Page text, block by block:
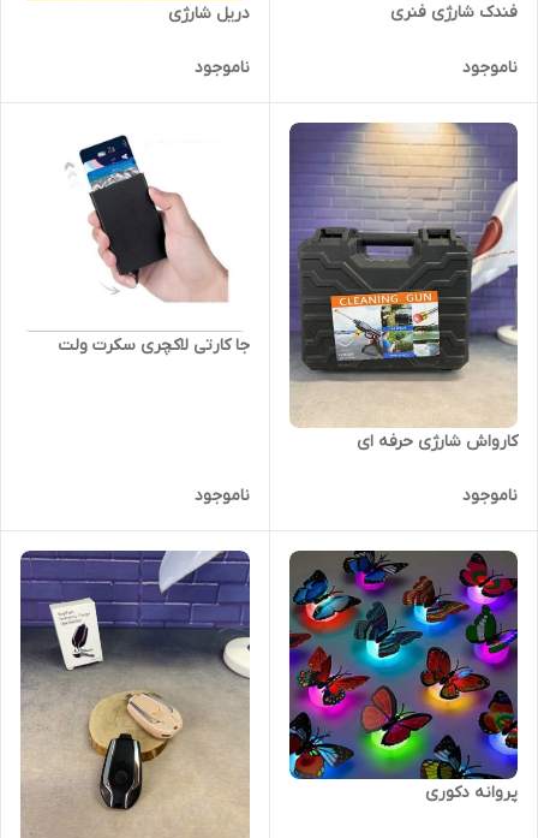
فندک شارژی فنری
ناموجود
دریل شارژی
ناموجود
کارواش شارژی حرفه ای
ناموجود
جا کارتی لاکچری سکرت ولت
ناموجود
پروانه دکوری